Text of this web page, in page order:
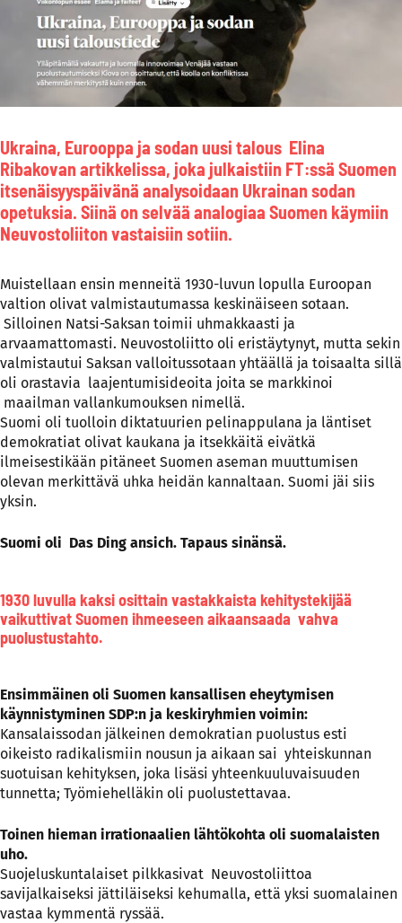
Ukraina, Eurooppa ja sodan uusi talous Elina
Ribakovan artikkelissa, joka julkaistiin FT:ssä Suomen
itsenäisyyspäivänä analysoidaan Ukrainan sodan
opetuksia. Siinä on selvää analogiaa Suomen käymiin
Neuvostoliiton vastaisiin sotiin.
Muistellaan ensin menneitä 1930-luvun lopulla Euroopan
valtion olivat valmistautumassa keskinäiseen sotaan.
Silloinen Natsi-Saksan toimii uhmakkaasti ja
arvaamattomasti. Neuvostoliitto oli eristäytynyt, mutta sekin
valmistautui Saksan valloitussotaan yhtäällä ja toisaalta sillä
oli orastavia laajentumisideoita joita se markkinoi
maailman vallankumouksen nimellä.
Suomi oli tuolloin diktatuurien pelinappulana ja läntiset
demokratiat olivat kaukana ja itsekkäitä eivätkä
ilmeisestikään pitäneet Suomen aseman muuttumisen
olevan merkittävä uhka heidän kannaltaan. Suomi jäi siis
yksin.
Suomi oli Das Ding ansich. Tapaus sinänsä.
1930 luvulla kaksi osittain vastakkaista kehitystekijää
vaikuttivat Suomen ihmeeseen aikaansaada vahva
puolustustahto.
Ensimmäinen oli Suomen kansallisen eheytymisen
käynnistyminen SDP:n ja keskiryhmien voimin:
Kansalaissodan jälkeinen demokratian puolustus esti
oikeisto radikalismiin nousun ja aikaan sai yhteiskunnan
suotuisan kehityksen, joka lisäsi yhteenkuuluvaisuuden
tunnetta; Työmiehelläkin oli puolustettavaa.
Toinen hieman irrationaalien lähtökohta oli suomalaisten
uho.
Suojeluskuntalaiset pilkkasivat Neuvostoliittoa
savijalkaiseksi jättiläiseksi kehumalla, että yksi suomalainen
vastaa kymmentä ryssää.